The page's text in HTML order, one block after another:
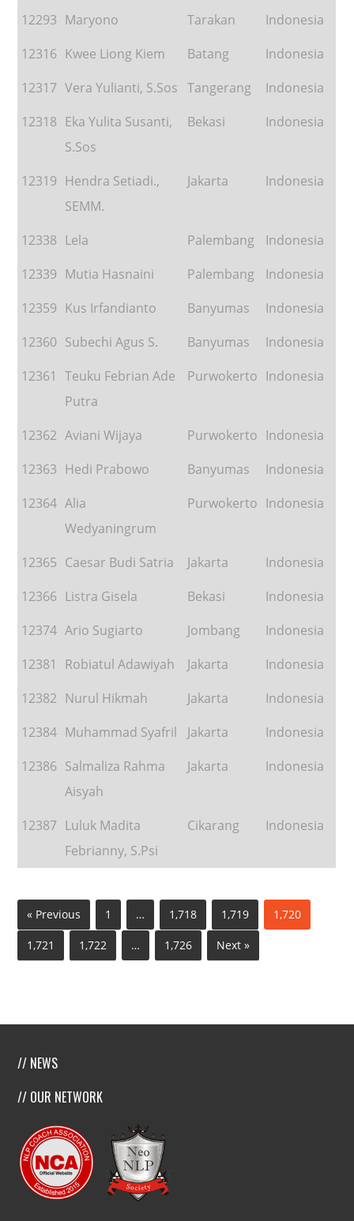
12293 Maryono Tarakan
Indonesia
12316 Kwee Liong Kiem Batang
Indonesia
12317 Vera Yulianti, S.Sos Tangerang
Indonesia
12318 Eka Yulita Susanti,
S.Sos
Bekasi Indonesia
12319 Hendra Setiadi.,
SEMM.
Jakarta Indonesia
12338 Lela Palembang
Indonesia
12339 Mutia Hasnaini Palembang
Indonesia
12359 Kus Irfandianto Banyumas
Indonesia
12360 Subechi Agus S. Banyumas
Indonesia
12361
Teuku Febrian Ade
Putra
Purwokerto Indonesia
12362 Aviani Wijaya Purwokerto Indonesia
12363 Hedi Prabowo Banyumas
Indonesia
12364 Alia
Wedyaningrum
Purwokerto Indonesia
12365 Caesar Budi Satria Jakarta
Indonesia
12366 Listra Gisela Bekasi
Indonesia
12374 Ario Sugiarto Jombang
Indonesia
12381
Robiatul Adawiyah Jakarta
Indonesia
12382 Nurul Hikmah Jakarta
Indonesia
12384 Muhammad Syafril Jakarta
Indonesia
12386 Salmaliza Rahma
Aisyah
Jakarta Indonesia
12387 Luluk Madita
Febrianny, S.Psi
Cikarang Indonesia
« Previous 1 … 1,718 1,719 1,720
1,721 1,722 … 1,726 Next »
// NEWS
// OUR NETWORK